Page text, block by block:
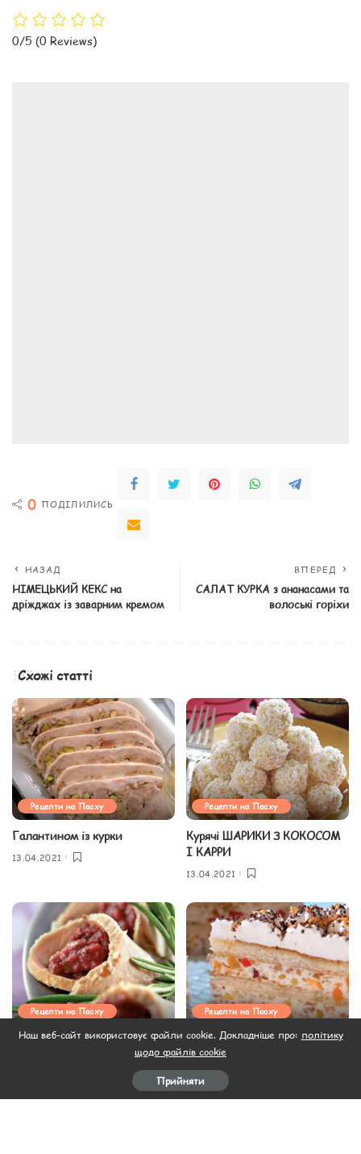
0/5 (0 Reviews)
0 ПОДІЛИЛИСЬ
НАЗАД
НІМЕЦЬКИЙ КЕКС на
дріжджах із заварним кремом
ВПЕРЕД
САЛАТ КУРКА з ананасами та
волоські горіхи
Схожі статті
Рецепти на Пасху
Галантином із курки
13.04.2021
Рецепти на Пасху
Курячі ШАРИКИ З КОКОСОМ
І КАРРИ
13.04.2021
Рецепти на Пасху
Конвертики зі свинини З
Рецепти на Пасху
Касата
Наш веб-сайт використовує файли cookie. Докладніше про: політику
щодо файлів cookie
Прийняти